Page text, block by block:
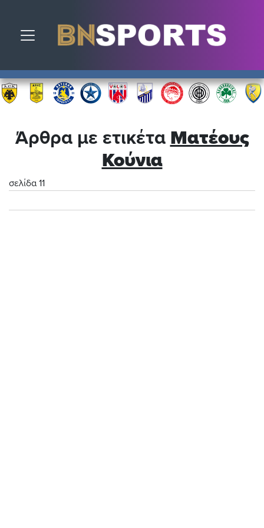
Toggle navigation
Άρθρα με ετικέτα Ματέους
Κούνια
σελίδα 11